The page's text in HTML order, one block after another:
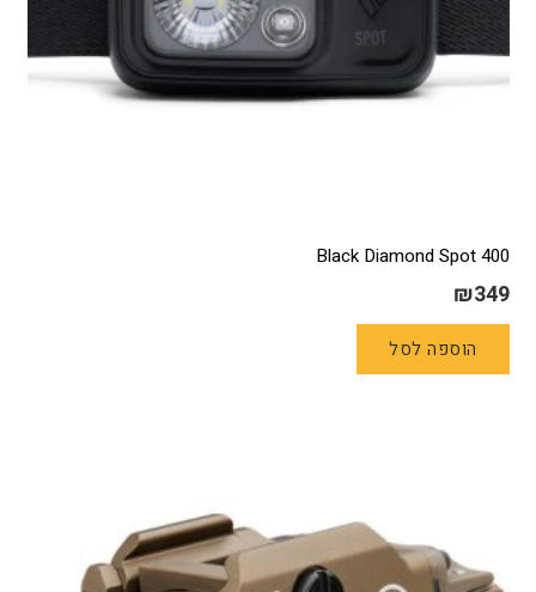
Black Diamond Spot 400
₪349
הוספה לסל